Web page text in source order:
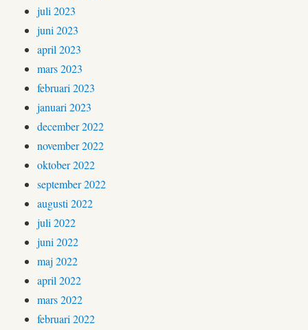
juli 2023
juni 2023
april 2023
mars 2023
februari 2023
januari 2023
december 2022
november 2022
oktober 2022
september 2022
augusti 2022
juli 2022
juni 2022
maj 2022
april 2022
mars 2022
februari 2022